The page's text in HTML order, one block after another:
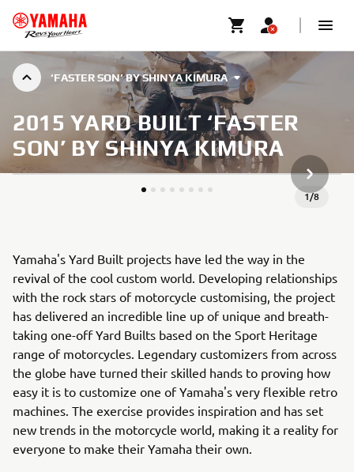
‘FASTER SON’ BY SHINYA KIMURA
2015 YARD BUILT ‘FASTER
SON’ BY SHINYA KIMURA
1/8
Yamaha's Yard Built projects have led the way in the
revival of the cool custom world. Developing relationships
with the rock stars of motorcycle customising, the project
has delivered an incredible line up of unique and breath-
taking one-off Yard Builts based on the Sport Heritage
range of motorcycles. Legendary customizers from across
the globe have turned their skilled hands to proving how
easy it is to customize one of Yamaha's very flexible retro
machines. The exercise provides inspiration and has set
new trends in the motorcycle world, making it a reality for
everyone to make their Yamaha their own.